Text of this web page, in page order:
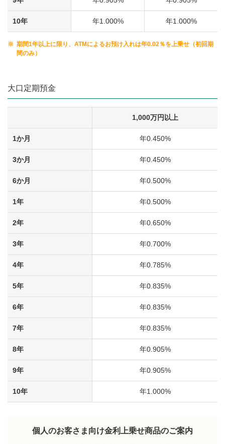
10年 年1.000% 年1.000%
※ 期間1年以上に限り、ATMによるお預け入れは年0.02％を上乗せ（初回期
間のみ）
大口定期預金
1,000万円以上
1か月 年0.450%
3か月 年0.450%
6か月 年0.500%
1年 年0.500%
2年 年0.650%
3年 年0.700%
4年 年0.785%
5年 年0.835%
6年 年0.835%
7年 年0.835%
8年 年0.905%
9年 年0.905%
10年 年1.000%
個人のお客さま向け金利上乗せ商品のご案内